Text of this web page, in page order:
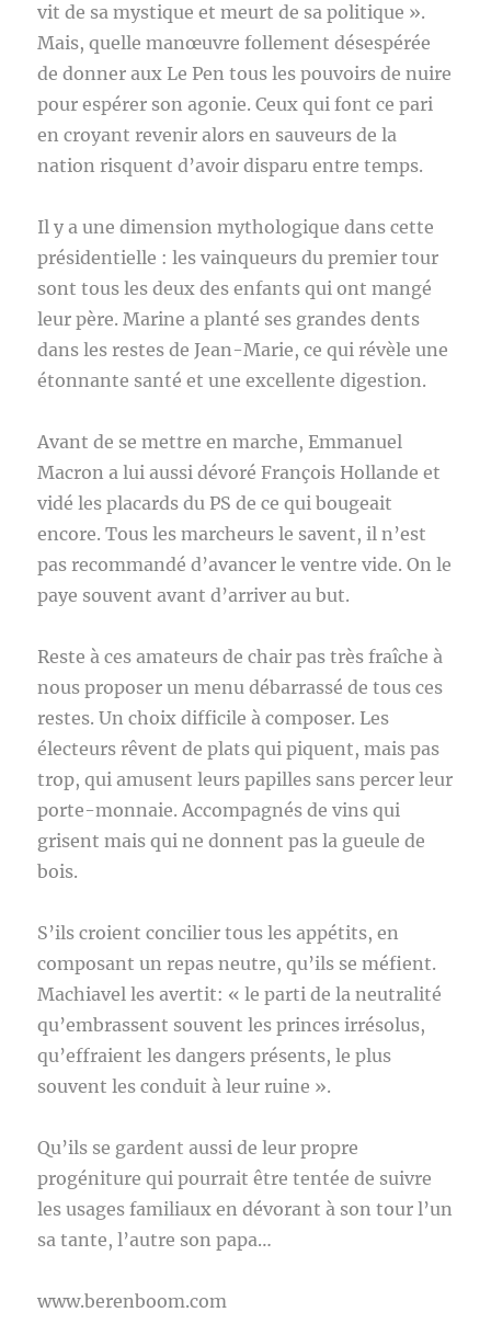
vit de sa mystique et meurt de sa politique ».
Mais, quelle manœuvre follement désespérée
de donner aux Le Pen tous les pouvoirs de nuire
pour espérer son agonie. Ceux qui font ce pari
en croyant revenir alors en sauveurs de la
nation risquent d’avoir disparu entre temps.
Il y a une dimension mythologique dans cette
présidentielle : les vainqueurs du premier tour
sont tous les deux des enfants qui ont mangé
leur père. Marine a planté ses grandes dents
dans les restes de Jean-Marie, ce qui révèle une
étonnante santé et une excellente digestion.
Avant de se mettre en marche, Emmanuel
Macron a lui aussi dévoré François Hollande et
vidé les placards du PS de ce qui bougeait
encore. Tous les marcheurs le savent, il n’est
pas recommandé d’avancer le ventre vide. On le
paye souvent avant d’arriver au but.
Reste à ces amateurs de chair pas très fraîche à
nous proposer un menu débarrassé de tous ces
restes. Un choix difficile à composer. Les
électeurs rêvent de plats qui piquent, mais pas
trop, qui amusent leurs papilles sans percer leur
porte-monnaie. Accompagnés de vins qui
grisent mais qui ne donnent pas la gueule de
bois.
S’ils croient concilier tous les appétits, en
composant un repas neutre, qu’ils se méfient.
Machiavel les avertit: « le parti de la neutralité
qu’embrassent souvent les princes irrésolus,
qu’effraient les dangers présents, le plus
souvent les conduit à leur ruine ».
Qu’ils se gardent aussi de leur propre
progéniture qui pourrait être tentée de suivre
les usages familiaux en dévorant à son tour l’un
sa tante, l’autre son papa…
www.berenboom.com